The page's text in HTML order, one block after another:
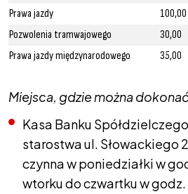
Prawa jazdy
100,00
Pozwolenia tramwajowego
30,00
Prawa jazdy międzynarodowego
35,00
Miejsca, gdzie można
Kasa Banku
starostwa ul. Słowackiego
czynna w poniedziałki w
wtorku do czwartku w godz.